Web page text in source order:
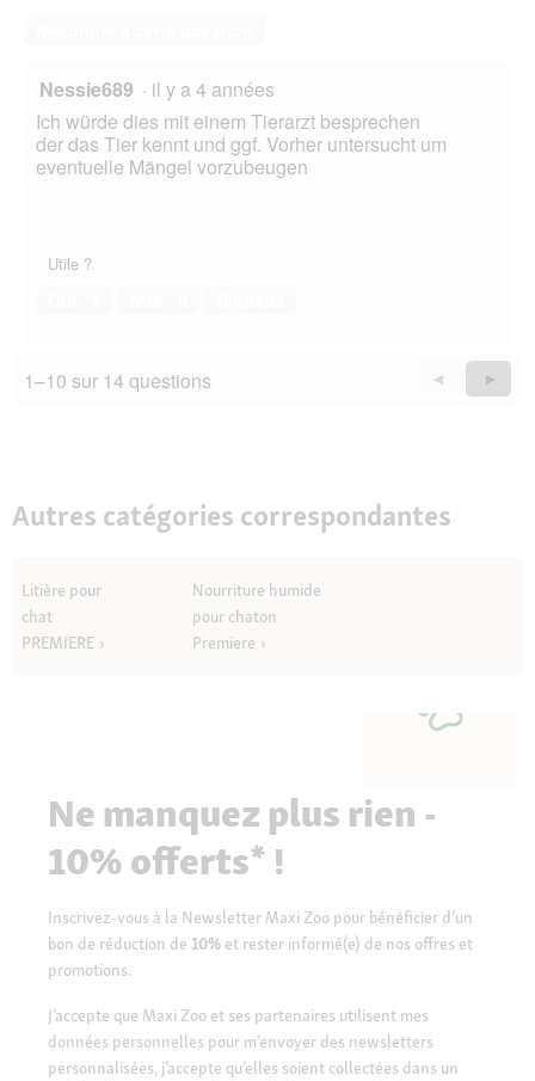
Nessie689 · il y a 4 années
Ich würde dies mit einem Tierarzt besprechen
der das Tier kennt und ggf. Vorher untersucht um
eventuelle Mängel vorzubeugen
Utile ?
1–10 sur 14 questions
Précédent
Questions
◄ ►
Autres catégories correspondantes
Litière pour
chat
PREMIERE
Nourriture humide
pour chaton
Premiere
Ne manquez plus rien -
10% offerts* !
Inscrivez-vous à la Newsletter Maxi Zoo pour bénéficier d’un
bon de réduction de 10% et rester informé(e) de nos offres et
promotions.
J’accepte que Maxi Zoo et ses partenaires utilisent mes
données personnelles pour m’envoyer des newsletters
personnalisées, j’accepte qu’elles soient collectées dans un